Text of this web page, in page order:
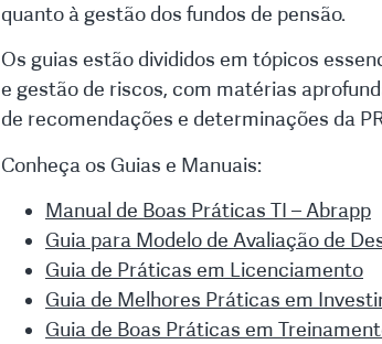
quanto à gestão dos fundos de pensão.
Os guias estão divididos em tópicos
e gestão de riscos, com matérias
de recomendações e determinações da
Conheça os Guias e Manuais:
Manual de Boas Práticas TI – Abrapp
Guia para Modelo de Avaliação de
Guia de Práticas em Licenciamento
Guia de Melhores Práticas em
Guia de Boas Práticas em